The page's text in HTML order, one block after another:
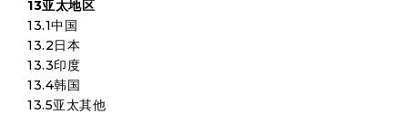
13亚太地区
13.1中国
13.2日本
13.3印度
13.4韩国
13.5亚太其他